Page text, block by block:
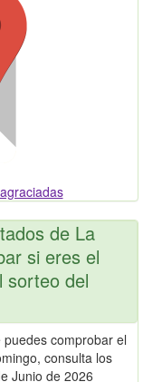
de La
si eres el
sorteo del
comprobar el
consulta los
Junio de 2026